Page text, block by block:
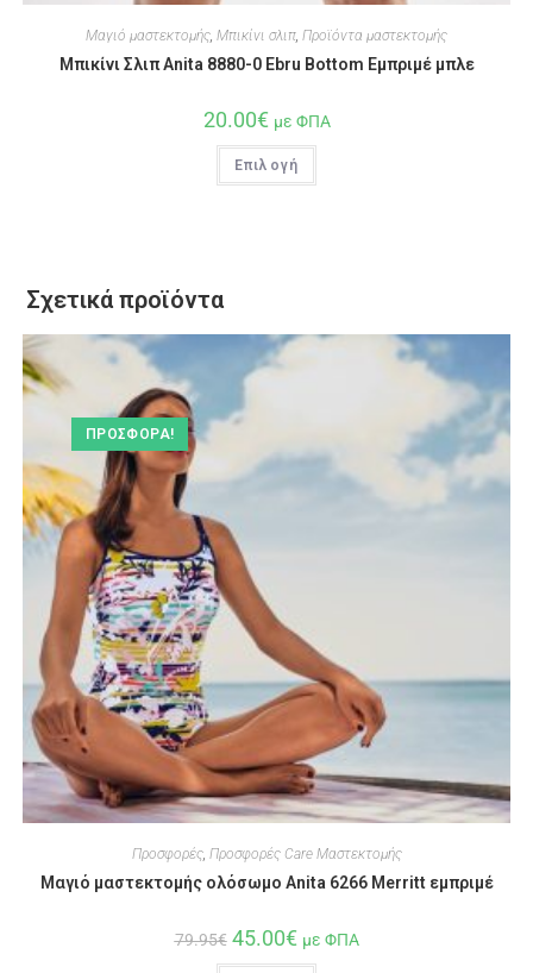
Μαγιό μαστεκτομής, Μπικίνι σλιπ, Προϊόντα μαστεκτομής
Μπικίνι Σλιπ Anita 8880-0 Ebru Bottom Εμπριμέ μπλε
20.00€ με ΦΠΑ
Επιλογή
Σχετικά προϊόντα
ΠΡΟΣΦΟΡΆ!
Προσφορές, Προσφορές Care Μαστεκτομής
Μαγιό μαστεκτομής ολόσωμο Anita 6266 Merritt εμπριμέ
79.95€ 45.00€ με ΦΠΑ